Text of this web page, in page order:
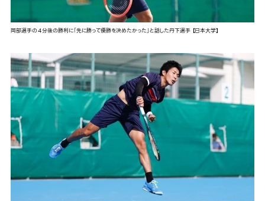
岡部選手の４分後の勝利に「先に勝って優勝を決めたかった」と話した丹下選手 【日本大学】